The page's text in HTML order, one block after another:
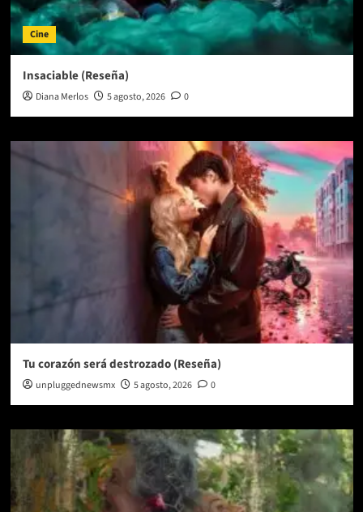
Cine
Insaciable (Reseña)
Diana Merlos 5 agosto, 2026 0
Tu corazón será destrozado (Reseña)
unpluggednewsmx 5 agosto, 2026 0